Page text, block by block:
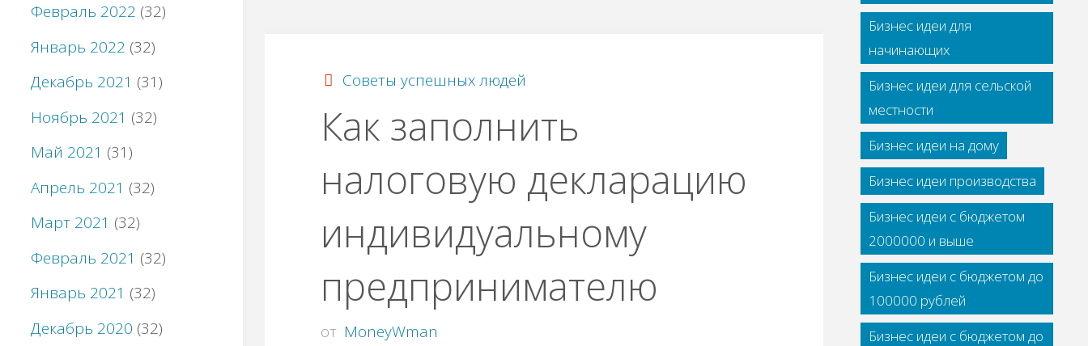
Советы успешных людей
Как заполнить
налоговую декларацию
индивидуальному
предпринимателю
от MoneyWman
Февраль 2022 (32)
Январь 2022 (32)
Декабрь 2021 (31)
Ноябрь 2021 (32)
Май 2021 (31)
Апрель 2021 (32)
Март 2021 (32)
Февраль 2021 (32)
Январь 2021 (32)
Декабрь 2020 (32)
Бизнес идеи для
начинающих
Бизнес идеи для сельской
местности
Бизнес идеи на дому
Бизнес идеи производства
Бизнес идеи с бюджетом
2000000 и выше
Бизнес идеи с бюджетом до
100000 рублей
Бизнес идеи с бюджетом до